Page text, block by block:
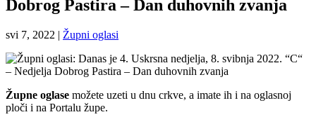
Dobrog Pastira – Dan duhovnih zvanja
svi 7, 2022 | Župni oglasi
Župne oglase možete uzeti u dnu crkve, a imate ih i na oglasnoj
ploči i na Portalu župe.